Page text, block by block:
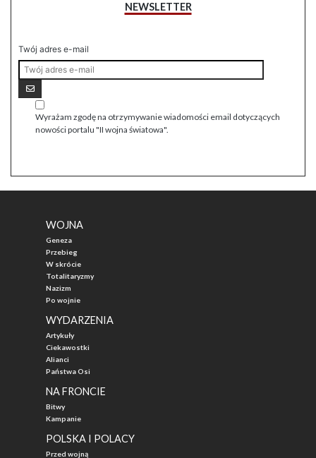
NEWSLETTER
Twój adres e-mail
Wyrażam zgodę na otrzymywanie wiadomości email dotyczących
nowości portalu "II wojna światowa".
WOJNA
Geneza
Przebieg
W skrócie
Totalitaryzmy
Nazizm
Po wojnie
WYDARZENIA
Artykuły
Ciekawostki
Alianci
Państwa Osi
NA FRONCIE
Bitwy
Kampanie
POLSKA I POLACY
Przed wojną